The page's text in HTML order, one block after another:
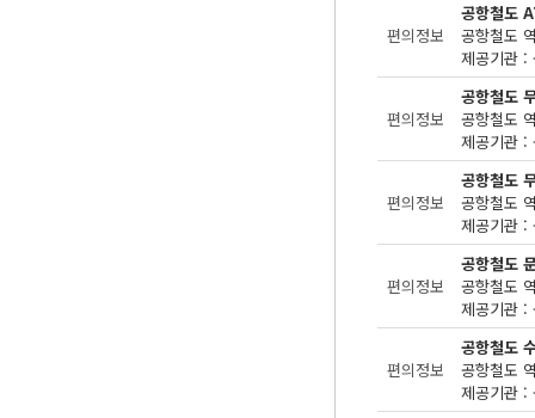
편의정보
공항철도
제공기관 :
편의정보
공항철도
제공기관 :
편의정보
공항철도
제공기관 :
편의정보
공항철도
제공기관 :
편의정보
공항철도
제공기관 :